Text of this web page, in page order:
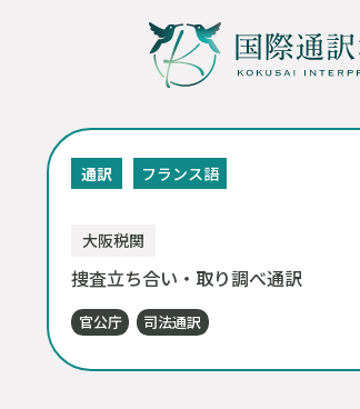
通訳 フランス語
大阪税関
捜査立ち合い・取り調べ通訳
官公庁 司法通訳